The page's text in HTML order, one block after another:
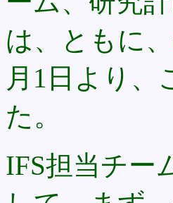
は、ともに
月1日より、
た。
IFS担当チー